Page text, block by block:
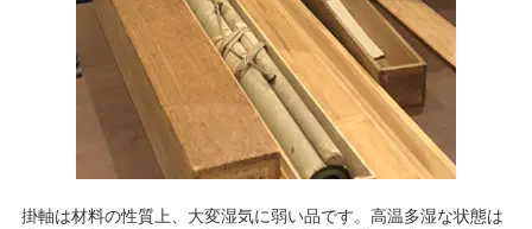
掛軸は材料の性質上、大変湿気に弱い品です。高温多湿な状態は